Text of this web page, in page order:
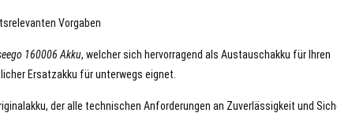
Vorgaben
160006 Akku, welcher sich hervorragend als Austauschakku für Ihren
Ersatzakku für unterwegs eignet.
der alle technischen Anforderungen an Zuverlässigkeit und